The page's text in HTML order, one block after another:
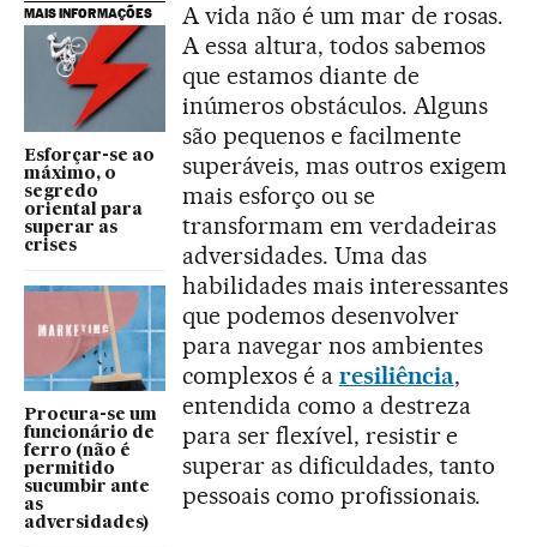
MAIS INFORMAÇÕES
Esforçar-se ao
máximo, o
segredo
oriental para
superar as
crises
Procura-se um
funcionário de
ferro (não é
permitido
sucumbir ante
as
adversidades)
A vida não é um mar de rosas.
A essa altura, todos sabemos
que estamos diante de
inúmeros obstáculos. Alguns
são pequenos e facilmente
superáveis, mas outros exigem
mais esforço ou se
transformam em verdadeiras
adversidades. Uma das
habilidades mais interessantes
que podemos desenvolver
para navegar nos ambientes
complexos é a resiliência,
entendida como a destreza
para ser flexível, resistir e
superar as dificuldades, tanto
pessoais como profissionais.